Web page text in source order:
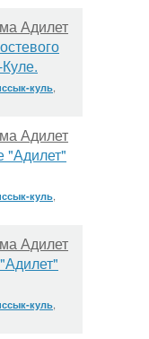
Адилет
куль
Адилет
"Адилет"
куль
Адилет
куль